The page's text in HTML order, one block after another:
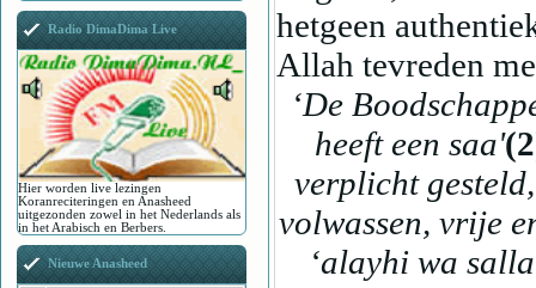
hetgeen
Allah tevreden
‘De
heeft een saa'
verplicht
volwassen, vrije
‘alayhi wa
Radio DimaDima Live
Hier worden live lezingen
Koranreciteringen en Anasheed
uitgezonden zowel in het Nederlands als
in het Arabisch en Berbers.
Nieuwe Anasheed